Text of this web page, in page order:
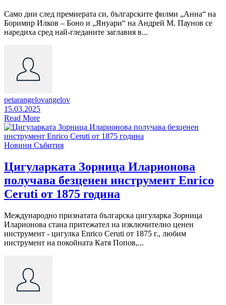
Само дни след премиерата си, българските филми „Анна“ на
Боримир Илков – Боно и „Януари“ на Андрей М. Паунов се
наредиха сред най-гледаните заглавия в...
petarangelovangelov
15.03.2025
Read More
Новини Събития
Цигуларката Зорница Иларионова
получава безценен инструмент Enrico
Ceruti от 1875 година
Международно признатата българска цигуларка Зорница
Иларионова стана притежател на изключително ценен
инструмент - цигулка Enrico Ceruti от 1875 г., любим
инструмент на покойната Катя Попов,...